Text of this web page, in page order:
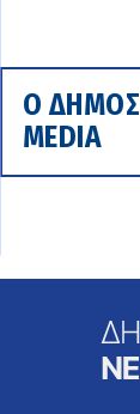
Ο ΔΗΜΟΣ
MEDIA